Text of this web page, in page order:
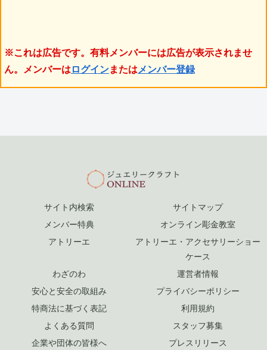
※これは広告です。有料メンバーには広告が表示されませ
ん。メンバーは ログインまたは メンバー登録
サイト内検索
サイトマップ
メンバー特典
オンライン彫金教室
アトリーエ
アトリーエ・アクセサリーショー
ケース
わざのわ
運営者情報
安心と安全の取組み
プライバシーポリシー
特商法に基づく表記
利用規約
よくある質問
スタッフ募集
企業や団体の皆様へ
プレスリリース